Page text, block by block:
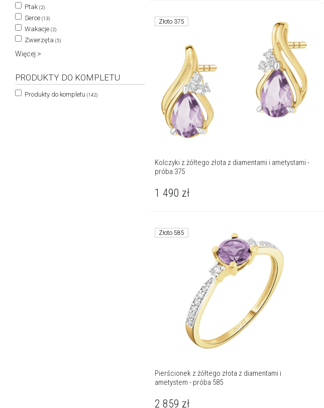
Ptak (2)
Serce (13)
Wakacje (2)
Zwierzęta (5)
Więcej >
PRODUKTY DO KOMPLETU
Produkty do kompletu (142)
Złoto 375
Kolczyki z żółtego złota z diamentami i ametystami -
próba 375
1 490 zł
Złoto 585
Pierścionek z żółtego złota z diamentami i
ametystem - próba 585
2 859 zł